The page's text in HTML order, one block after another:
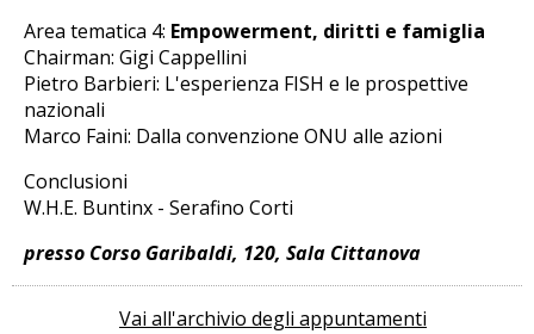
Area tematica 4: Empowerment, diritti e famiglia
Chairman: Gigi Cappellini
Pietro Barbieri: L'esperienza FISH e le prospettive
nazionali
Marco Faini: Dalla convenzione ONU alle azioni
Conclusioni
W.H.E. Buntinx - Serafino Corti
presso Corso Garibaldi, 120, Sala Cittanova
Vai all'archivio degli appuntamenti